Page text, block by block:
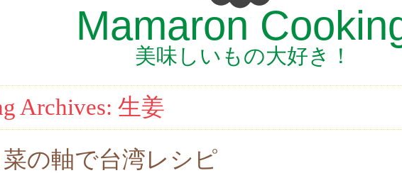
Mamaron
美味しいもの大好き！
Archives: 生姜
菜の軸で台湾レシピ